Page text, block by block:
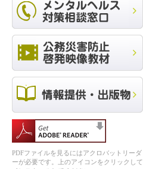
PDFファイルを見るにはアクロバットリーダ
ーが必要です。上のアイコンをクリックして